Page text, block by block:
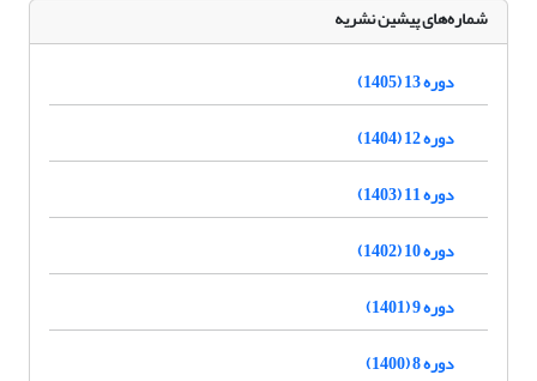
شماره‌های پیشین نشریه
دوره 13 (1405)
دوره 12 (1404)
دوره 11 (1403)
دوره 10 (1402)
دوره 9 (1401)
دوره 8 (1400)